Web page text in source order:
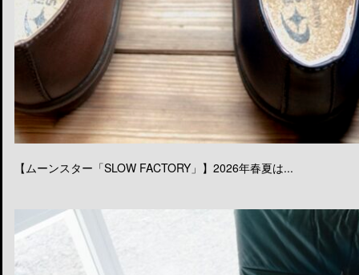
【ムーンスター「SLOW FACTORY」】2026年春夏は...